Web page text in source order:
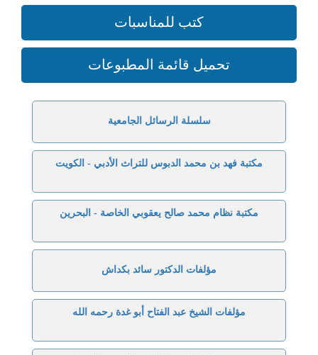
كتب للمناسبات
تحميل قائمة المطبوعات
سلسلة الرسائل الجامعية
مكتبة فهد بن محمد الدبوس للتراث الأدبي - الكويت
مكتبة نظام محمد صالح يعقوبي الخاصة - البحرين
مؤلفات الدكتور سائد بكداش
مؤلفات الشيخ عبد الفتاح أبو غدة رحمه الله